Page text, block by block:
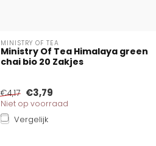
MINISTRY OF TEA
Ministry Of Tea Himalaya green
chai bio 20 Zakjes
€4,17 €3,79
Niet op voorraad
Vergelijk